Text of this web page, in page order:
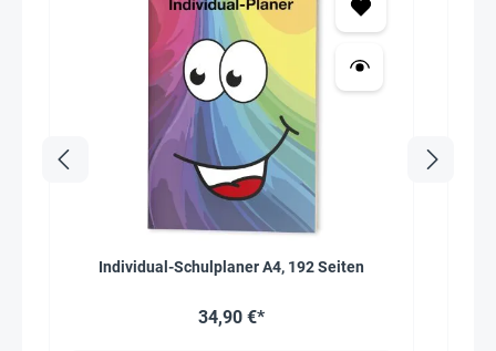
Individual-Schulplaner A4, 192 Seiten
34,90 €*